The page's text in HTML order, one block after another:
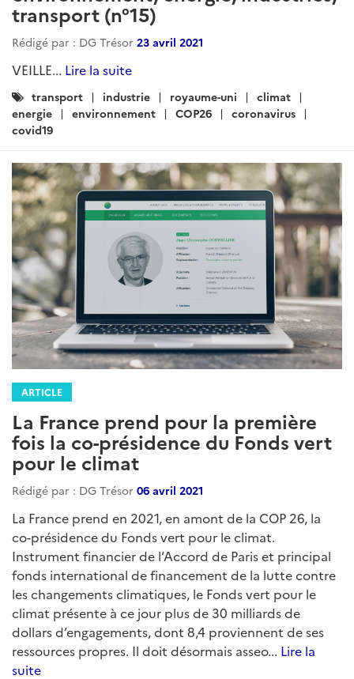
transport (n°15)
Rédigé par : DG Trésor 23 avril 2021
VEILLE... Lire la suite
Catégories
:
transport industrie royaume-uni
climat
energie
environnement COP26
coronavirus
covid19
ARTICLE
La France prend pour la première
fois la co-présidence du Fonds vert
pour le climat
Rédigé par : DG Trésor 06 avril 2021
La France prend en 2021, en amont de la COP 26, la
co-présidence du Fonds vert pour le climat.
Instrument financier de l’Accord de Paris et principal
fonds international de financement de la lutte contre
les changements climatiques, le Fonds vert pour le
climat présente à ce jour plus de 30 milliards de
dollars d’engagements, dont 8,4 proviennent de ses
ressources propres. Il doit désormais asseo... Lire la
suite